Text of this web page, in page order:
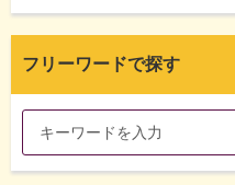
フリーワードで探す